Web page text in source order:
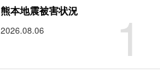
1
熊本地震被害状況
2026.08.06